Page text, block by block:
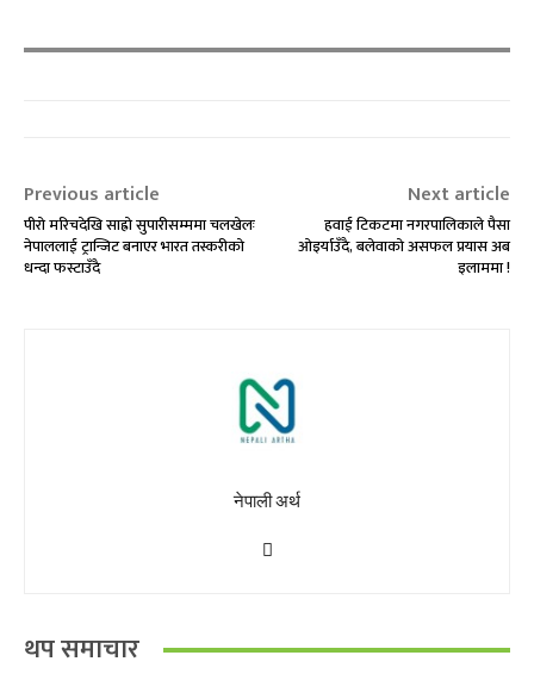
Previous article
पीरो मरिचदेखि साह्रो सुपारीसम्ममा चलखेलः
नेपाललाई ट्रान्जिट बनाएर भारत तस्करीको
धन्दा फस्टाउँदै
Next article
हवाई टिकटमा नगरपालिकाले पैसा
ओइर्याउँदै, बलेवाको असफल प्रयास अब
इलाममा !
नेपाली अर्थ
थप समाचार